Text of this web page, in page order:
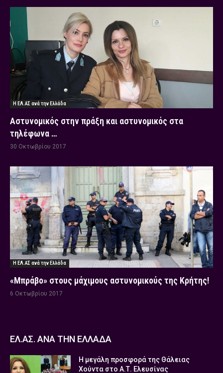
Η ΕΛ.ΑΣ ανά την Ελλάδα
Αστυνομικός στην πράξη και αστυνομικός στα
τηλέφωνα …
30 Οκτωβρίου 2017
Η ΕΛ.ΑΣ ανά την Ελλάδα
«Μπράβο» στους μάχιμους αστυνομικούς της Κρήτης!
6 Οκτωβρίου 2017
ΕΛ.ΑΣ. ΑΝΑ ΤΗΝ ΕΛΛΑΔΑ
Η μεγάλη προσφορά της Θάλειας
Χούντα στο Α.Τ. Ελευσίνας